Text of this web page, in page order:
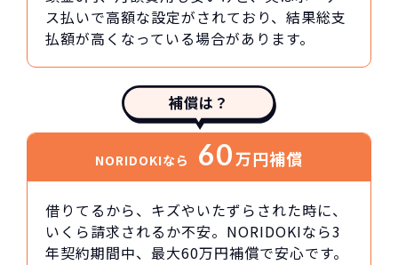
ス払いで高額な設定がされており、結果総支
払額が高くなっている場合があります。
補償は？
NORIDOKIなら 60万円補償
借りてるから、キズやいたずらされた時に、
いくら請求されるか不安。NORIDOKIなら3
年契約期間中、最大60万円補償で安心です。